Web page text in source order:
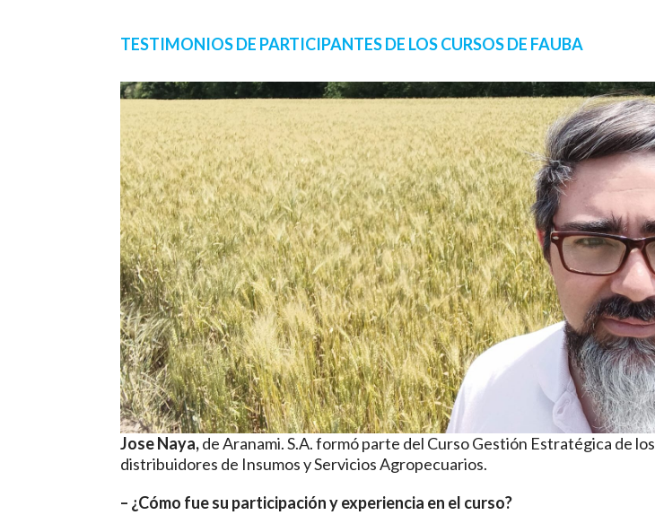
TESTIMONIOS DE PARTICIPANTES DE LOS CURSOS DE FAUBA
Jose Naya,de Aranami. S.A. formó parte del Curso Gestión Estratégica de los
distribuidores de Insumos y Servicios Agropecuarios.
– ¿Cómo fue su participación y experiencia en el curso?